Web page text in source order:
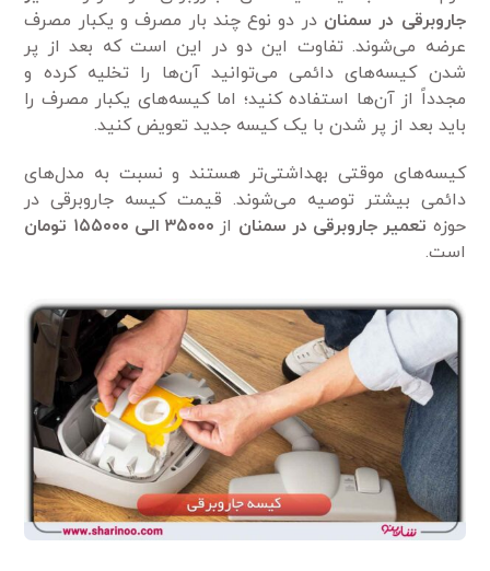
جاروبرقی در سمناندر دو نوع چند بار مصرف و یکبار مصرف
عرضه می‌شوند. تفاوت این دو در این است که بعد از پر
شدن کیسه‌های دائمی‌ می‌توانید آن‌ها را تخلیه کرده و
مجدداً از آن‌ها استفاده کنید؛ اما کیسه‌های یکبار مصرف را
باید بعد از پر شدن با یک کیسه جدید تعویض کنید.
کیسه‌های موقتی بهداشتی‌تر هستند و نسبت به مدل‌های
دائمی‌ بیشتر توصیه می‌شوند. قیمت کیسه جاروبرقی در
حوزه تعمیر جاروبرقی در سمنان از ۳۵۰۰۰ الی ۱۵۵۰۰۰ تومان
است.